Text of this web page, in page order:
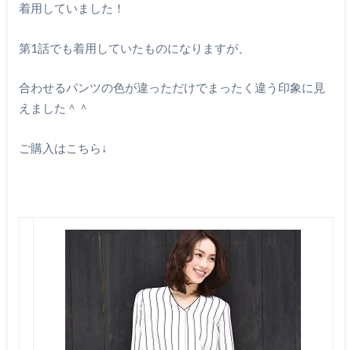
着用していました！
第1話でも着用していたものになりますが、
合わせるパンツの色が違っただけでまったく違う印象に見
えました＾＾
ご購入はこちら↓